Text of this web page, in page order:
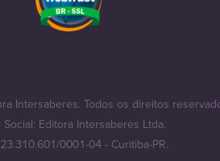
Intersaberes. Todos os direitos
Social: Editora Intersaberes Ltda.
23.310.601/0001-04 - Curitiba-PR.